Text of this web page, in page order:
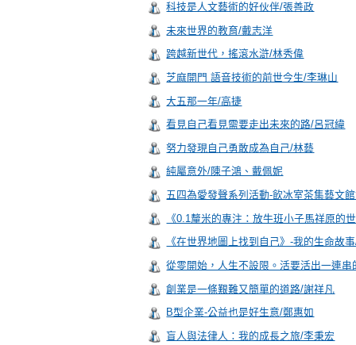
科技是人文藝術的好伙伴/張善政
未來世界的教育/戴志洋
跨越新世代，搖滾水滸/林秀偉
芝麻開門 語音技術的前世今生/李琳山
大五那一年/高捷
看見自己看見需要走出未來的路/呂冠緯
努力發現自己勇敢成為自己/林藝
純屬意外/陳子鴻、戴佩妮
五四為愛發聲系列活動-飲冰室茶集藝文
《0.1釐米的專注：放牛班小子馬祥原的
《在世界地圖上找到自己》-我的生命故
從零開始，人生不設限。活要活出一連
創業是一條艱難又簡單的道路/謝祥凡
B型企業-公益也是好生意/鄭惠如
盲人與法律人：我的成長之旅/李秉宏